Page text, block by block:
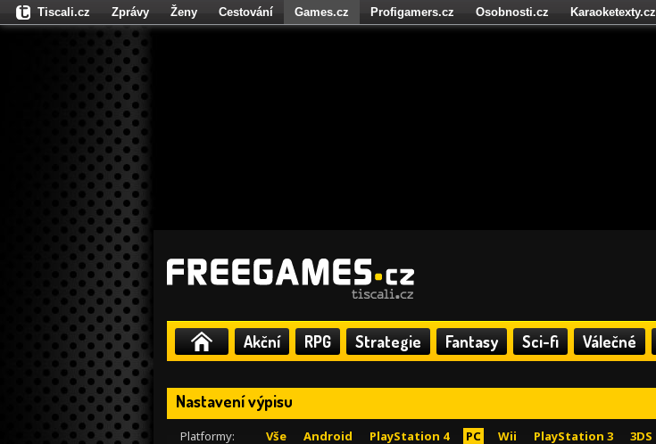
Akční RPG Strategie Fantasy Sci-fi Válečné
Nastavení výpisu
Platformy: Vše Android PlayStation 4 PC Wii PlayStation 3 3DS
Tiscali.cz Zprávy Ženy Cestování Games.cz Profigamers.cz Osobnosti.cz Karaoketexty.cz
Fights.cz